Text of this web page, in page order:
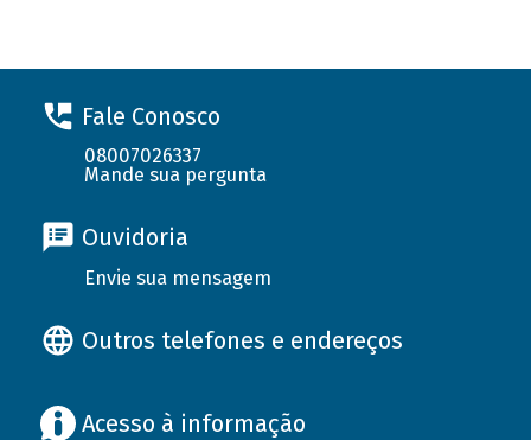
Fale Conosco
08007026337
Mande sua pergunta
Ouvidoria
Envie sua mensagem
Outros telefones e endereços
Acesso à informação